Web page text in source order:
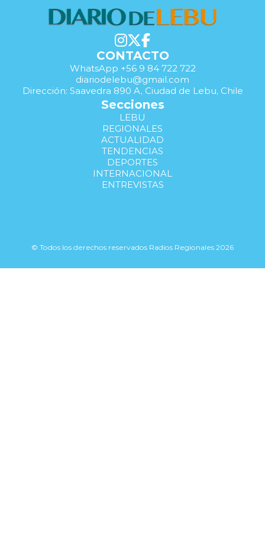
CONTACTO
WhatsApp +56 9 84 722 722
diariodelebu@gmail.com
Dirección: Saavedra 890 A, Ciudad de Lebu, Chile
Secciones
LEBU
REGIONALES
ACTUALIDAD
TENDENCIAS
DEPORTES
INTERNACIONAL
ENTREVISTAS
© Todos los derechos reservados Radios Regionales 2026